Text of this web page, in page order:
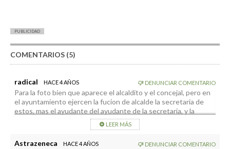
PUBLICIDAD
COMENTARIOS (5)
radical HACE 4 AÑOS DENUNCIAR COMENTARIO
Para la foto bien que aparece el alcaldito y el concejal, pero en
el ayuntamiento ejercen la fucion de alcalde la secretaria de
estos, mas el ayudante del ayudante de la secretaria, y la
secretaria del concejal con su jefe de playa Toño jajajajajaja mira
que hay gente mandando en ese ayuntamiento.
LEER MÁS
Astrazeneca HACE 4 AÑOS DENUNCIAR COMENTARIO